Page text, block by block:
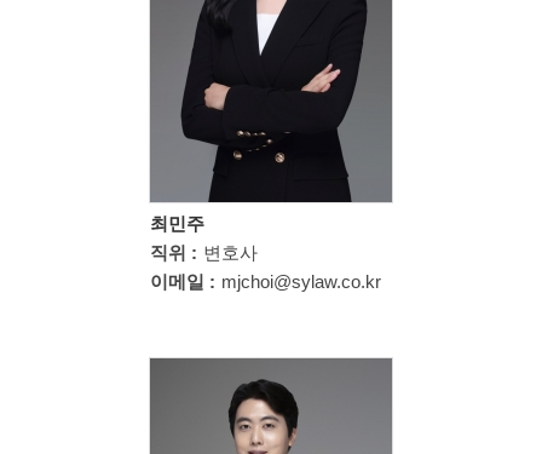
최민주
직위 : 변호사
이메일 : mjchoi@sylaw.co.kr